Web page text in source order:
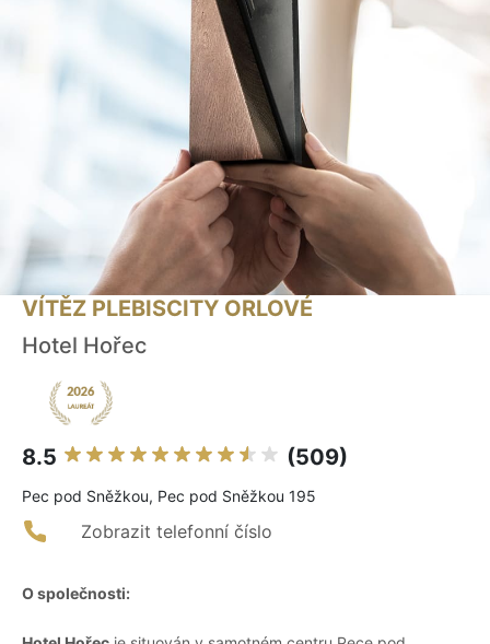
VÍTĚZ PLEBISCITY ORLOVÉ
Hotel Hořec
8.5 (509)
Pec pod Sněžkou, Pec pod Sněžkou 195
Zobrazit telefonní číslo
O společnosti: